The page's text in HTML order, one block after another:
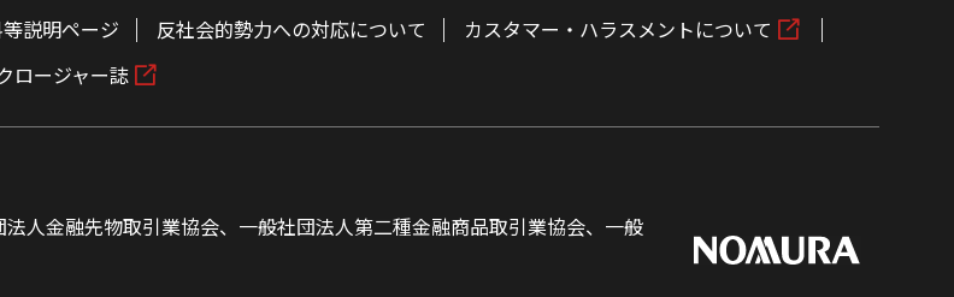
説明ページ 反社会的勢力への対応について
カスタマー・ハラスメントについて
ロージャー誌
人金融先物取引業協会、一般社団法人第二種金融商品取引業協会、一般